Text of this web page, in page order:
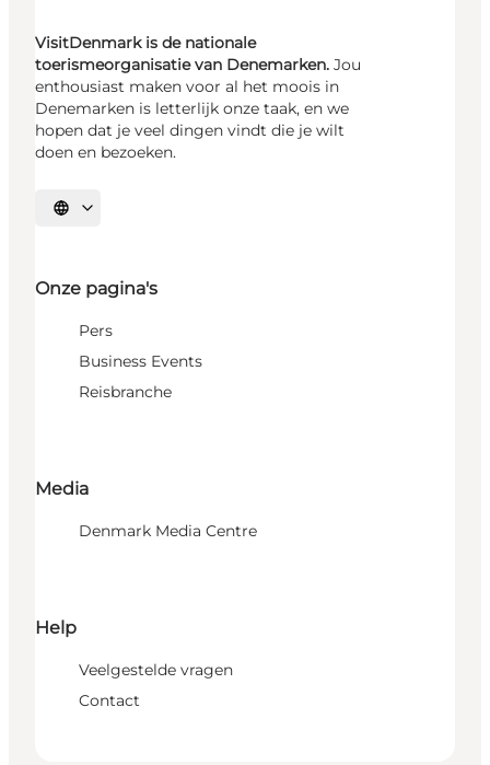
VisitDenmark is de nationale
toerismeorganisatie van Denemarken. Jou
enthousiast maken voor al het moois in
Denemarken is letterlijk onze taak, en we
hopen dat je veel dingen vindt die je wilt
doen en bezoeken.
Selecteer taal
Onze pagina's
Pers
Business Events
Reisbranche
Media
Denmark Media Centre
Help
Veelgestelde vragen
Contact